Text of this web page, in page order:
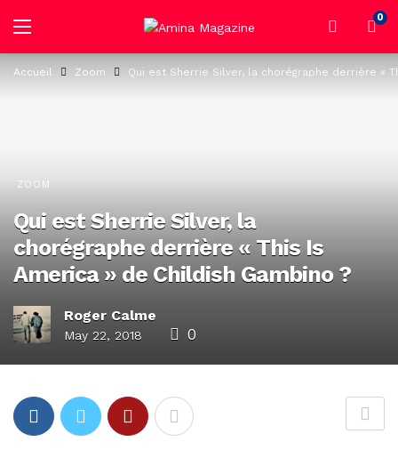
0
Accueil Zoom Qui est Sherrie Silver, la chorégraphe derrière «
ZOOM
Qui est Sherrie Silver, la
chorégraphe derrière « This Is
America » de Childish Gambino ?
Roger Calme
May 22, 2018 0